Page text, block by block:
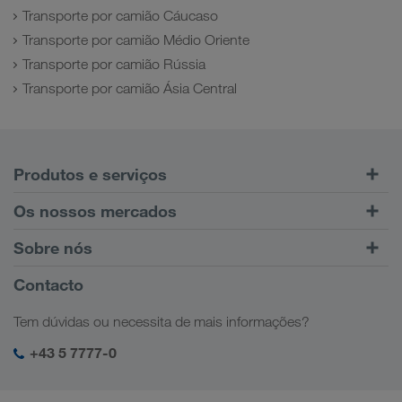
Transporte por camião Cáucaso
Transporte por camião Médio Oriente
Transporte por camião Rússia
Transporte por camião Ásia Central
Produtos e serviços
Transporte rodoviário
Portal do cliente CONNECT
Soluções digitais
Soluções sectoriais
Os nossos mercados
Europa
Cáucaso
Ásia Central
Médio Oriente
Sobre nós
Informações Empresariais
Responsabilidade social
SHEQ-Management
Contacto
Tem dúvidas ou necessita de mais informações?
+43 5 7777-0